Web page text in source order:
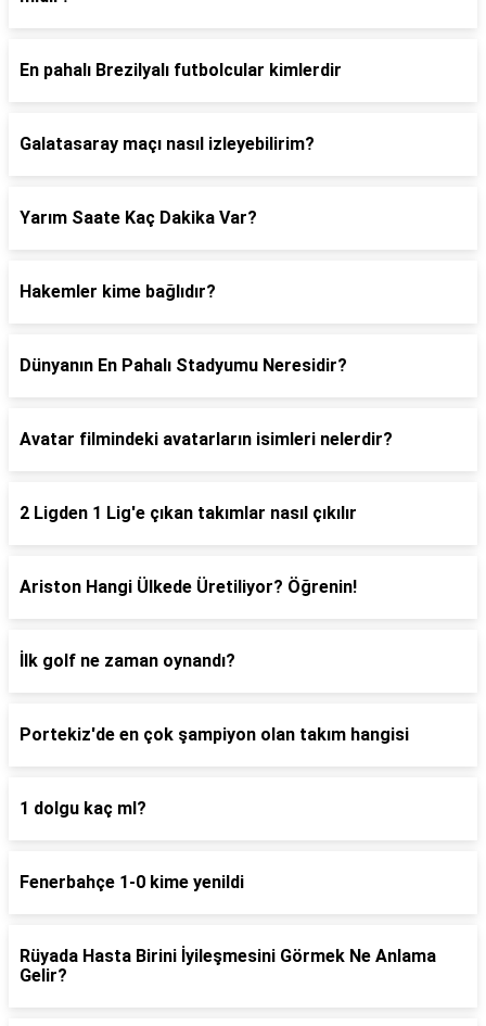
En pahalı Brezilyalı futbolcular kimlerdir
Galatasaray maçı nasıl izleyebilirim?
Yarım Saate Kaç Dakika Var?
Hakemler kime bağlıdır?
Dünyanın En Pahalı Stadyumu Neresidir?
Avatar filmindeki avatarların isimleri nelerdir?
2 Ligden 1 Lig'e çıkan takımlar nasıl çıkılır
Ariston Hangi Ülkede Üretiliyor? Öğrenin!
İlk golf ne zaman oynandı?
Portekiz'de en çok şampiyon olan takım hangisi
1 dolgu kaç ml?
Fenerbahçe 1-0 kime yenildi
Rüyada Hasta Birini İyileşmesini Görmek Ne Anlama
Gelir?